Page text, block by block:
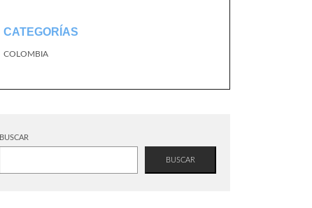
CATEGORÍAS
COLOMBIA
BUSCAR
BUSCAR